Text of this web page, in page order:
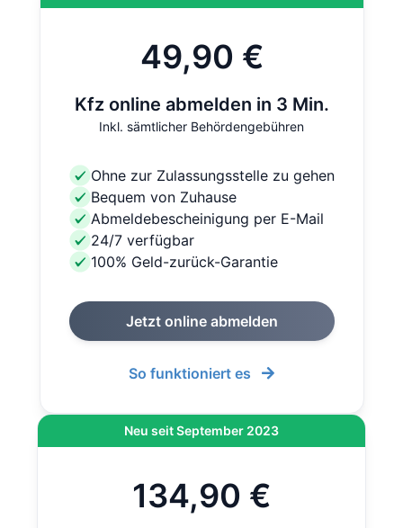
49,90 €
Kfz online abmelden in 3 Min.
Inkl. sämtlicher Behördengebühren
Ohne zur Zulassungsstelle zu gehen
Bequem von Zuhause
Abmeldebescheinigung per E-Mail
24/7 verfügbar
100% Geld-zurück-Garantie
Jetzt online abmelden
So funktioniert es
Neu seit September 2023
134,90 €